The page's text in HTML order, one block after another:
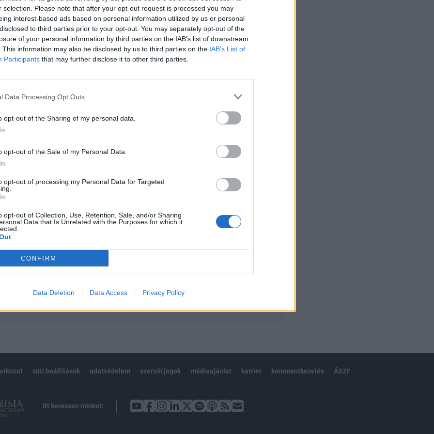
selection. Please note that after your opt-out request is processed you may
interest-based ads based on personal information utilized by us or personal
to third parties prior to your opt-out. You may separately opt-out of the
of your personal information by third parties on the IAB’s list of downstream
This information may also be disclosed by us to third parties on the IAB’s List of
Participants that may further disclose it to other third parties.
Data Processing Opt Outs
opt-out of the Sharing of my personal data.
opt-out of the Sale of my Personal Data.
opt-out of processing my Personal Data for Targeted
opt-out of Collection, Use, Retention, Sale, and/or Sharing
Data that Is Unrelated with the Purposes for which it
CONFIRM
Data Deletion Data Access Privacy Policy
kritizálta Izrael Gáza elleni katonai akcióját Joe Biden amerikai
elnök azt mondta: Izrael „válogatás nélkül” bombáz Gázában, emiatt pedig az
izraeli miniszterelnök azzal érvelt neki egy privát beszélgetés során a civil
kapcsolatosan, hogy Amerika is...
portfolio.hu hírarchívumához tartozik, melynek olvasása előfizetéses
tartalmazza:
cikkarchívum
elmúlt 2 év napon belüli
süti beállítások adatvédelem szerzői jogok médiaajánlat karrier kommentkezelés ÁSZF
Itt keressen minket: